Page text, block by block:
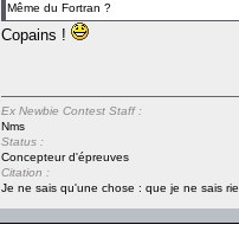
Même du Fortran ?
Copains !
Ex Newbie Contest Staff :
Nms
Status :
Concepteur d'épreuves
Citation :
Je ne sais qu'une chose : que je ne sais